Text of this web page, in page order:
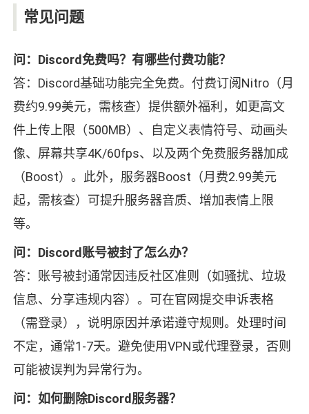
常见问题
问：Discord免费吗？有哪些付费功能？
答：Discord基础功能完全免费。付费订阅Nitro（月
费约9.99美元，需核查）提供额外福利，如更高文
件上传上限（500MB）、自定义表情符号、动画头
像、屏幕共享4K/60fps、以及两个免费服务器加成
（Boost）。此外，服务器Boost（月费2.99美元
起，需核查）可提升服务器音质、增加表情上限
等。
问：Discord账号被封了怎么办？
答：账号被封通常因违反社区准则（如骚扰、垃圾
信息、分享违规内容）。可在官网提交申诉表格
（需登录），说明原因并承诺遵守规则。处理时间
不定，通常1-7天。避免使用VPN或代理登录，否则
可能被误判为异常行为。
问：如何删除Discord服务器？